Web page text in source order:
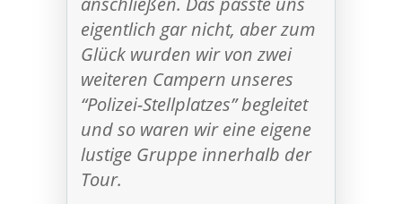
eigentlich gar nicht, aber zum
Glück wurden wir von zwei
weiteren Campern unseres
“Polizei-Stellplatzes” begleitet
und so waren wir eine eigene
lustige Gruppe innerhalb der
Tour.